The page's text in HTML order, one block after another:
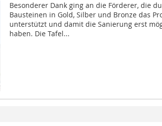
Besonderer Dank ging an die Förderer, die
Bausteinen in Gold, Silber und Bronze das
unterstützt und damit die Sanierung erst
haben. Die Tafel...